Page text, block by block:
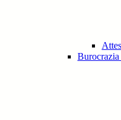
Burocrazia